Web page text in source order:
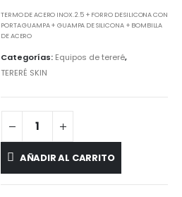
TERMO DE ACERO INOX. 2.5 + FORRO DE SILICONA CON
PORTA GUAMPA + GUAMPA DE SILICONA + BOMBILLA
DE ACERO
Categorías: Equipos de tereré,
TERERÉ SKIN
AÑADIR AL CARRITO